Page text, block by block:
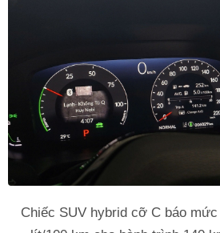
Chiếc SUV hybrid cỡ C báo